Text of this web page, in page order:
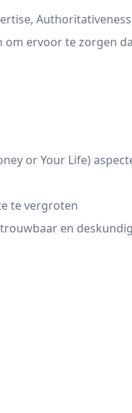
ervoor te zorgen
or Your Life)
te vergroten
en